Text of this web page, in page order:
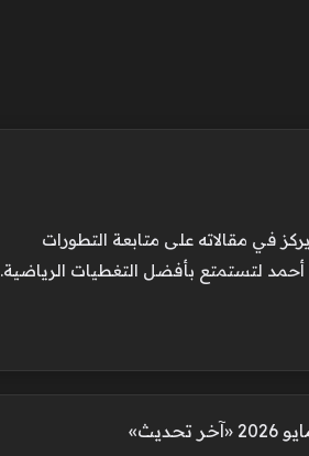
في مقالاته على متابعة التطورات
لتستمتع بأفضل التغطيات الرياضية.